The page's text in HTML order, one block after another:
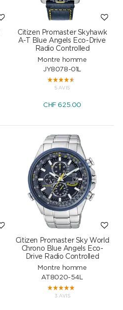
Citizen Promaster Skyhawk
A-T Blue Angels Eco-Drive
Radio Controlled
Montre homme
JY8078-01L
5 AVIS
CHF 625.00
Citizen Promaster Sky World
Chrono Blue Angels Eco-
Drive Radio Controlled
Montre homme
AT8020-54L
3 AVIS